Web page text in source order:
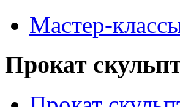
Мастер-
Прокат